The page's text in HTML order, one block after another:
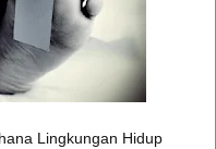
Lingkungan Hidup